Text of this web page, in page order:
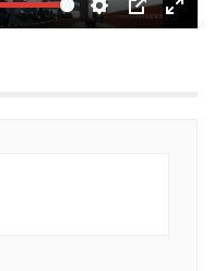
Settings
PIP